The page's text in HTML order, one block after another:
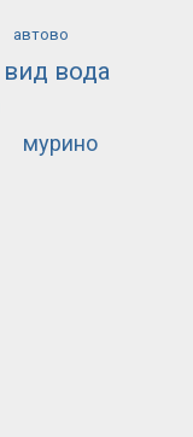
автово
вид вода
мурино